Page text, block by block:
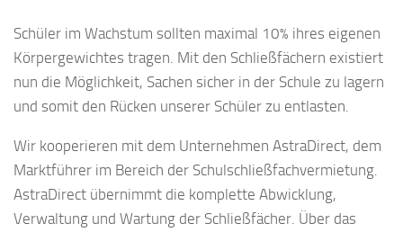
Schüler im Wachstum sollten maximal 10% ihres eigenen
Körpergewichtes tragen. Mit den Schließfächern existiert
nun die Möglichkeit, Sachen sicher in der Schule zu lagern
und somit den Rücken unserer Schüler zu entlasten.
Wir kooperieren mit dem Unternehmen AstraDirect, dem
Marktführer im Bereich der Schulschließfachvermietung.
AstraDirect übernimmt die komplette Abwicklung,
Verwaltung und Wartung der Schließfächer. Über das